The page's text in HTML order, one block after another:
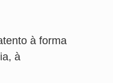
à forma
à